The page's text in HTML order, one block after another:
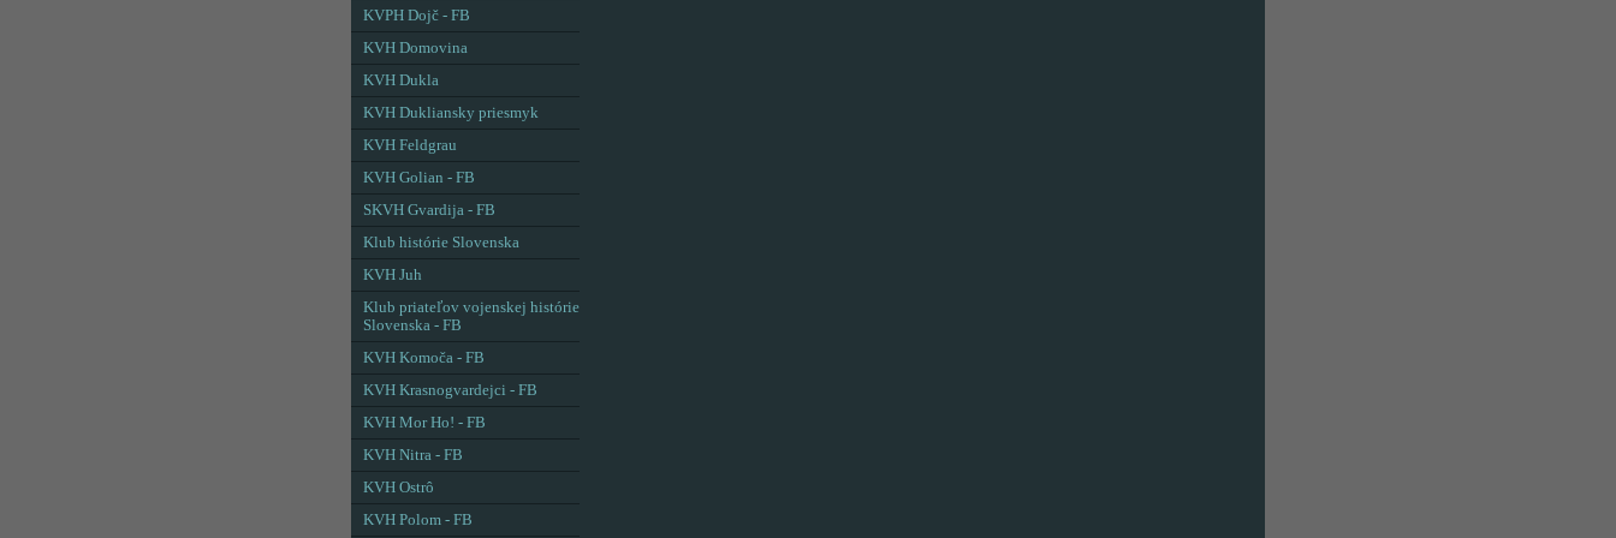
KVPH Dojč - FB
KVH Domovina
KVH Dukla
KVH Dukliansky priesmyk
KVH Feldgrau
KVH Golian - FB
SKVH Gvardija - FB
Klub histórie Slovenska
KVH Juh
Klub priateľov vojenskej histórie
Slovenska - FB
KVH Komoča - FB
KVH Krasnogvardejci - FB
KVH Mor Ho! - FB
KVH Nitra - FB
KVH Ostrô
KVH Polom - FB